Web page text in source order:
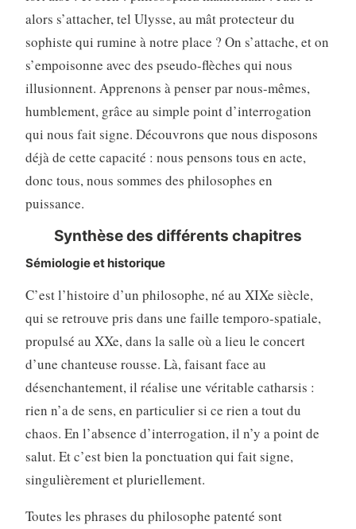
alors s’attacher, tel Ulysse, au mât protecteur du
sophiste qui rumine à notre place ? On s’attache, et on
s’empoisonne avec des pseudo-flèches qui nous
illusionnent. Apprenons à penser par nous-mêmes,
humblement, grâce au simple point d’interrogation
qui nous fait signe. Découvrons que nous disposons
déjà de cette capacité : nous pensons tous en acte,
donc tous, nous sommes des philosophes en
puissance.
Synthèse des différents chapitres
Sémiologie et historique
C’est l’histoire d’un philosophe, né au XIXe siècle,
qui se retrouve pris dans une faille temporo-spatiale,
propulsé au XXe, dans la salle où a lieu le concert
d’une chanteuse rousse. Là, faisant face au
désenchantement, il réalise une véritable catharsis :
rien n’a de sens, en particulier si ce rien a tout du
chaos. En l’absence d’interrogation, il n’y a point de
salut. Et c’est bien la ponctuation qui fait signe,
singulièrement et pluriellement.
Toutes les phrases du philosophe patenté sont